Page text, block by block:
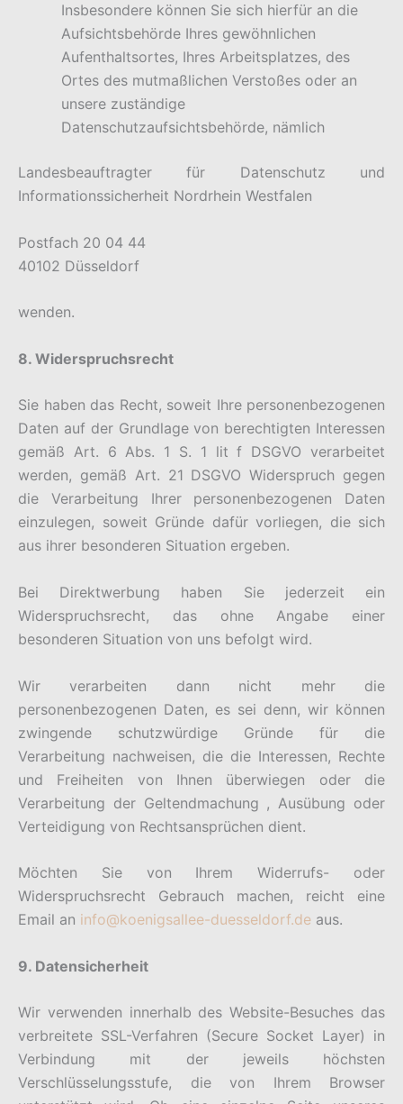
Insbesondere können Sie sich hierfür an die
Aufsichtsbehörde Ihres gewöhnlichen
Aufenthaltsortes, Ihres Arbeitsplatzes, des
Ortes des mutmaßlichen Verstoßes oder an
unsere zuständige
Datenschutzaufsichtsbehörde, nämlich
Landesbeauftragter für Datenschutz und
Informationssicherheit Nordrhein Westfalen
Postfach 20 04 44
40102 Düsseldorf
wenden.
8. Widerspruchsrecht
Sie haben das Recht, soweit Ihre personenbezogenen
Daten auf der Grundlage von berechtigten Interessen
gemäß Art. 6 Abs. 1 S. 1 lit f DSGVO verarbeitet
werden, gemäß Art. 21 DSGVO Widerspruch gegen
die Verarbeitung Ihrer personenbezogenen Daten
einzulegen, soweit Gründe dafür vorliegen, die sich
aus ihrer besonderen Situation ergeben.
Bei Direktwerbung haben Sie jederzeit ein
Widerspruchsrecht, das ohne Angabe einer
besonderen Situation von uns befolgt wird.
Wir verarbeiten dann nicht mehr die
personenbezogenen Daten, es sei denn, wir können
zwingende schutzwürdige Gründe für die
Verarbeitung nachweisen, die die Interessen, Rechte
und Freiheiten von Ihnen überwiegen oder die
Verarbeitung der Geltendmachung , Ausübung oder
Verteidigung von Rechtsansprüchen dient.
Möchten Sie von Ihrem Widerrufs- oder
Widerspruchsrecht Gebrauch machen, reicht eine
Email an info@koenigsallee-duesseldorf.de aus.
9. Datensicherheit
Wir verwenden innerhalb des Website-Besuches das
verbreitete SSL-Verfahren (Secure Socket Layer) in
Verbindung mit der jeweils höchsten
Verschlüsselungsstufe, die von Ihrem Browser